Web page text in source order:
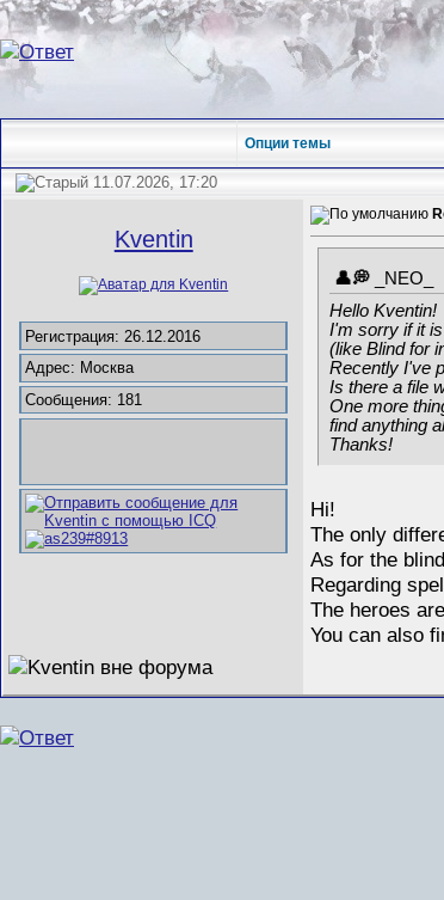
Опции темы
11.07.2026, 17:20
Kventin
Регистрация: 26.12.2016
Адрес: Москва
Сообщения: 181
_NEO_
Hello Kventin!
I'm sorry if it
(like Blind for
Recently I've
Is there a file
One more
find anything
Thanks!
Hi!
The only
As for the
Regarding
The heroes
You can also